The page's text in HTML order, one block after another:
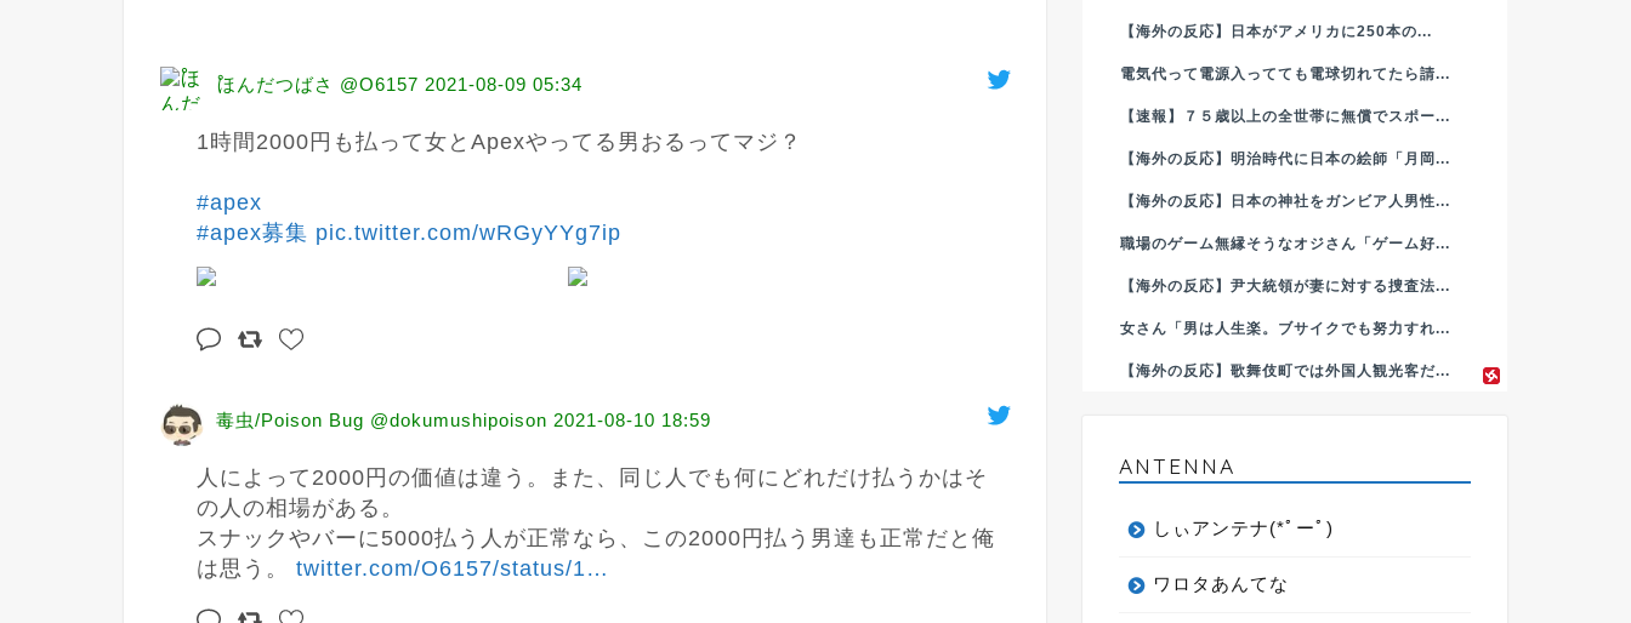
ْほんだつばさ @O6157 2021-08-09 05:34
1時間2000円も払って女とApexやってる男おるってマジ？
#apex
#apex募集 pic.twitter.com/wRGyYYg7ip
毒虫/Poison Bug @dokumushipoison 2021-08-10 18:59
人によって2000円の価値は違う。また、同じ人でも何にどれだけ払うかはそ
の人の相場がある。
スナックやバーに5000払う人が正常なら、この2000円払う男達も正常だと俺
は思う。 twitter.com/O6157/status/1…
【海外の反応】日本がアメリカに250本の...
電気代って電源入ってても電球切れてたら請...
【速報】７５歳以上の全世帯に無償でスポー...
【海外の反応】明治時代に日本の絵師「月岡...
【海外の反応】日本の神社をガンビア人男性...
職場のゲーム無縁そうなオジさん「ゲーム好...
【海外の反応】尹大統領が妻に対する捜査法...
女さん「男は人生楽。ブサイクでも努力すれ...
【海外の反応】歌舞伎町では外国人観光客だ...
ANTENNA
しぃアンテナ(*ﾟーﾟ)
ワロタあんてな